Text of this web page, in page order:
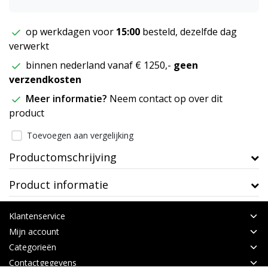
op werkdagen voor 15:00 besteld, dezelfde dag
verwerkt
binnen nederland vanaf € 1250,- geen
verzendkosten
Meer informatie? Neem contact op over dit
product
Toevoegen aan vergelijking
Productomschrijving
Product informatie
Klantenservice
Mijn account
Categorieën
Contactgegevens